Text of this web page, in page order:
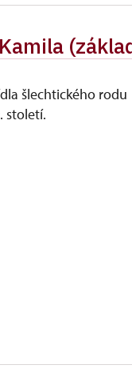
šlechtického rodu
století.